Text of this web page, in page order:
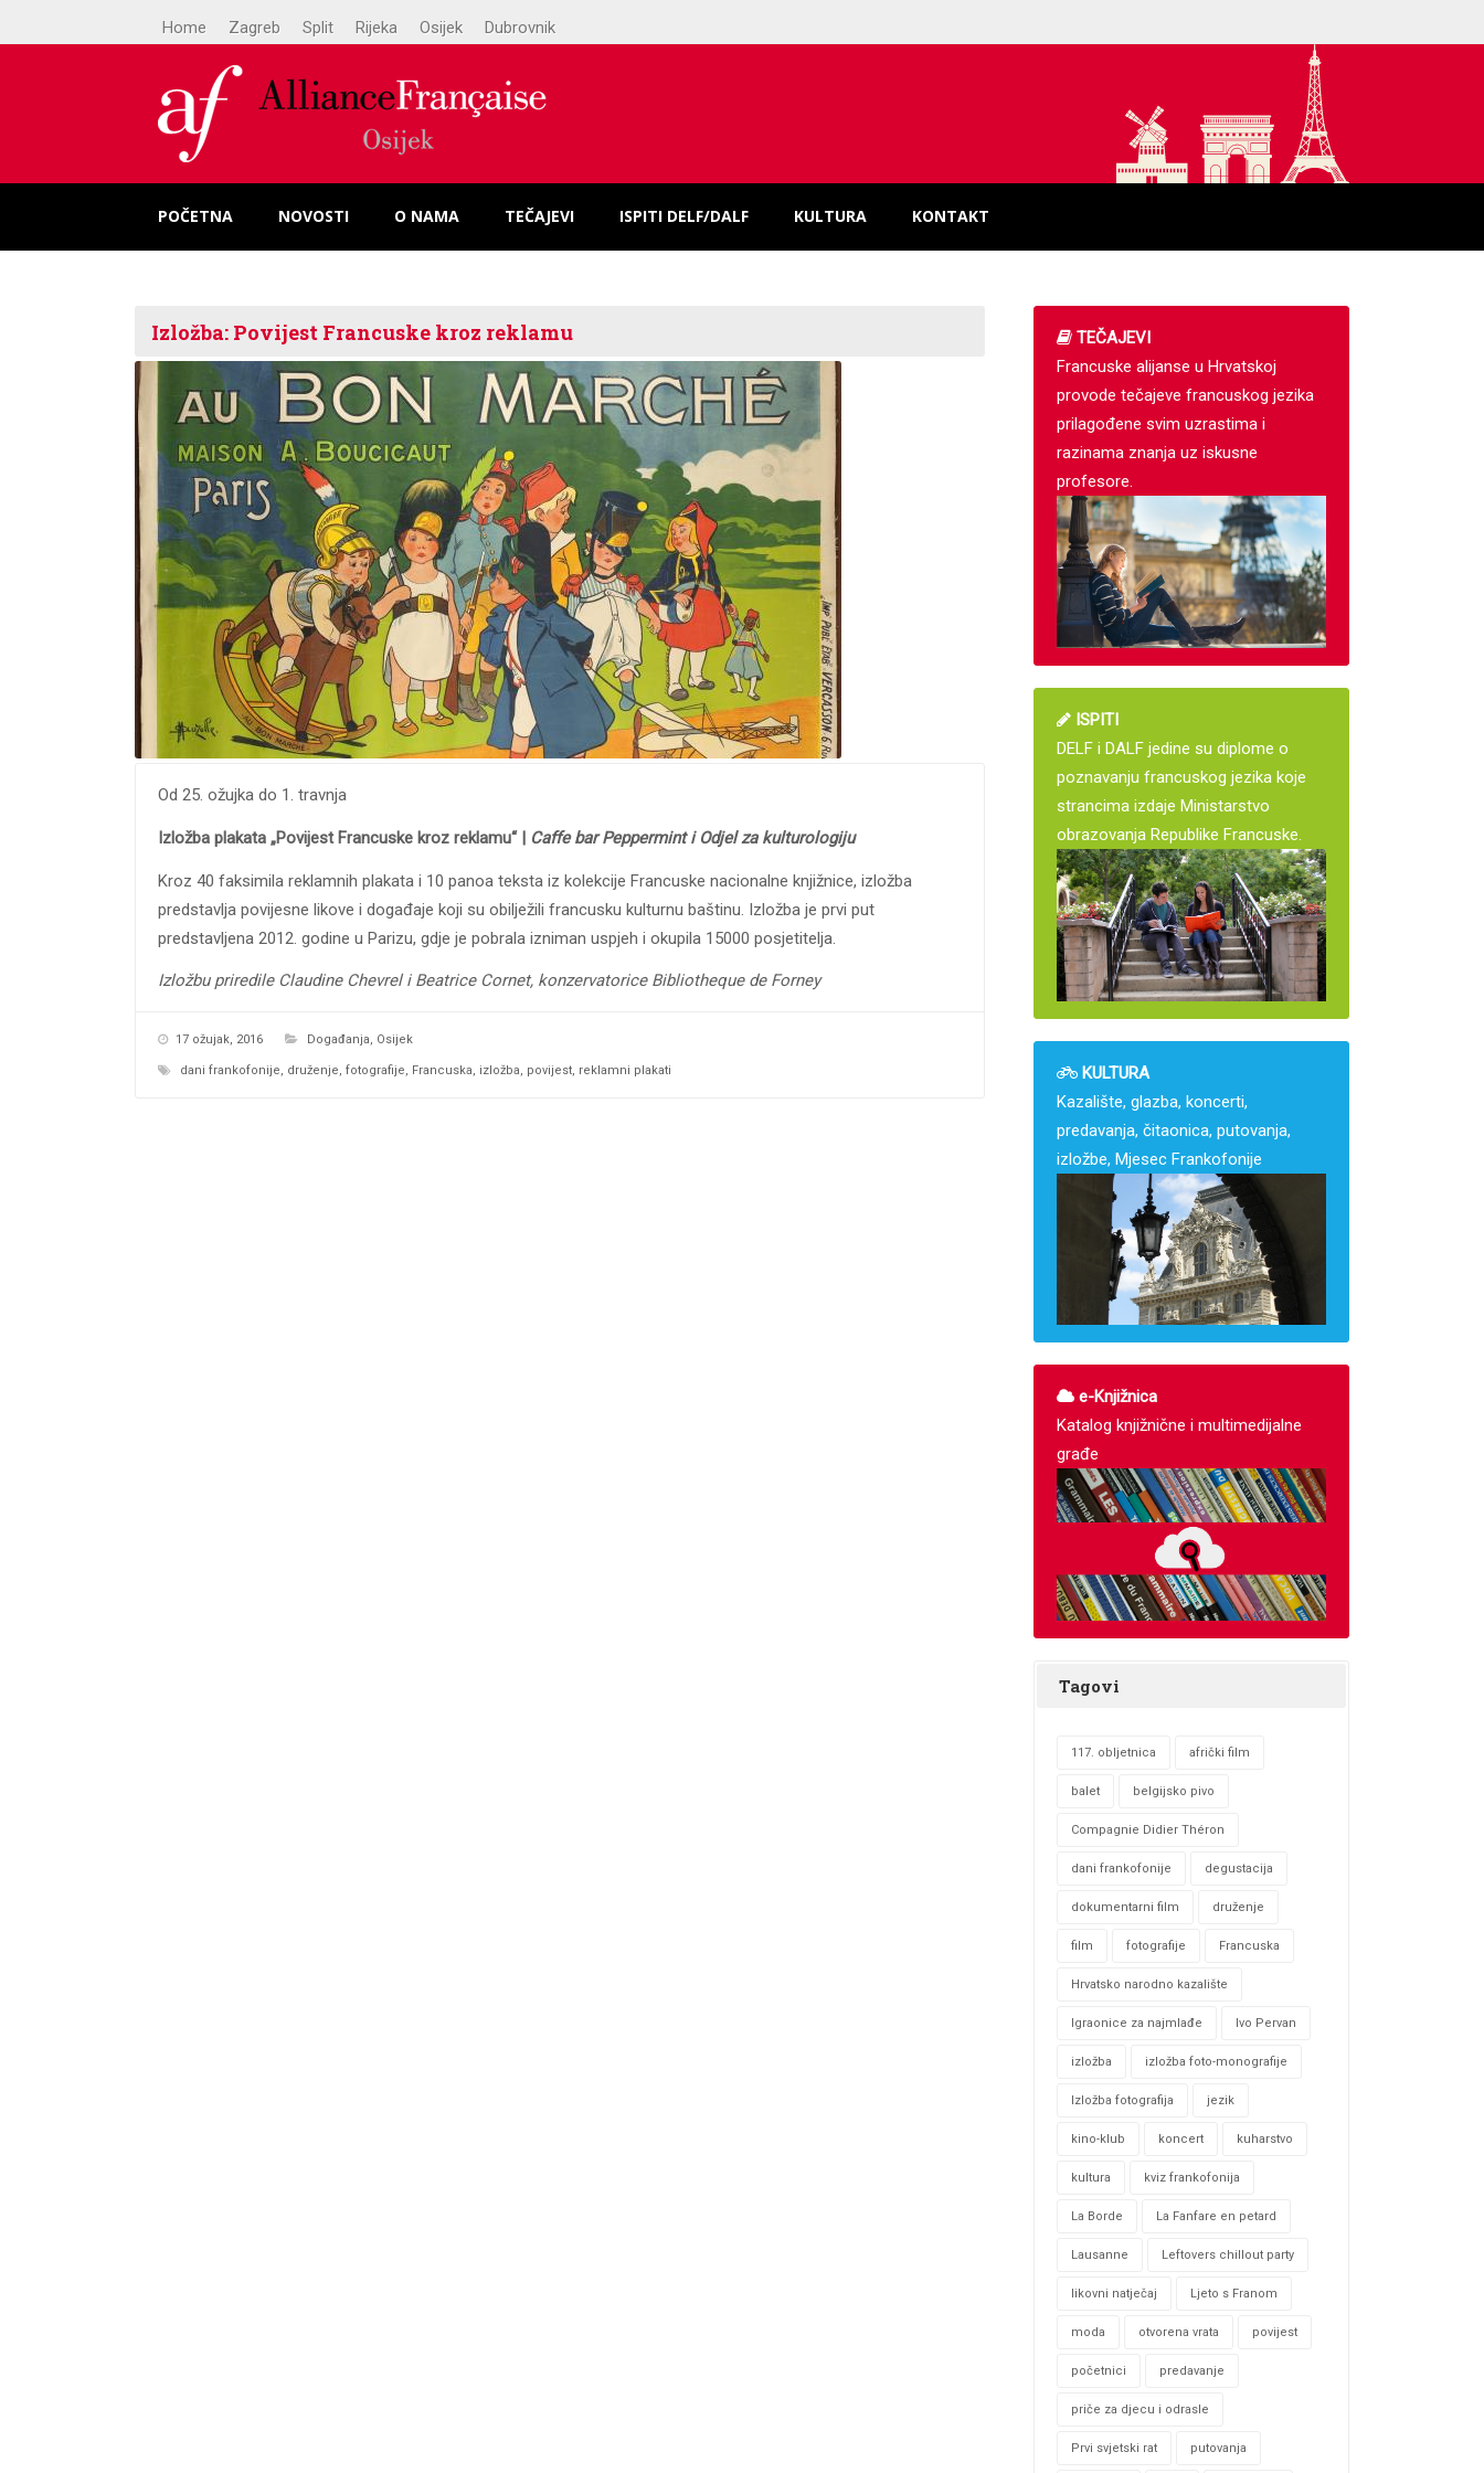
Home Zagreb Split Rijeka Osijek Dubrovnik
POČETNA NOVOSTI O NAMA TEČAJEVI ISPITI DELF/DALF KULTURA KONTAKT
Izložba: Povijest Francuske kroz reklamu
Od 25. ožujka do 1. travnja
Izložba plakata „Povijest Francuske kroz reklamu“ | Caffe bar Peppermint i Odjel za kulturologiju
Kroz 40 faksimila reklamnih plakata i 10 panoa teksta iz kolekcije Francuske nacionalne knjižnice, izložba
predstavlja povijesne likove i događaje koji su obilježili francusku kulturnu baštinu. Izložba je prvi put
predstavljena 2012. godine u Parizu, gdje je pobrala izniman uspjeh i okupila 15000 posjetitelja.
Izložbu priredile Claudine Chevrel i Beatrice Cornet, konzervatorice Bibliotheque de Forney
17 ožujak, 2016 Događanja, Osijek
dani frankofonije, druženje, fotografije, Francuska, izložba, povijest, reklamni plakati
TEČAJEVI
Francuske alijanse u Hrvatskoj
provode tečajeve francuskog jezika
prilagođene svim uzrastima i
razinama znanja uz iskusne
profesore.
ISPITI
DELF i DALF jedine su diplome o
poznavanju francuskog jezika koje
strancima izdaje Ministarstvo
obrazovanja Republike Francuske.
KULTURA
Kazalište, glazba, koncerti,
predavanja, čitaonica, putovanja,
izložbe, Mjesec Frankofonije
e-Knjižnica
Katalog knjižnične i multimedijalne
građe
Tagovi
117. obljetnica afrički film
balet belgijsko pivo
Compagnie Didier Théron
dani frankofonije degustacija
dokumentarni film druženje
film fotografije Francuska
Hrvatsko narodno kazalište
Igraonice za najmlađe Ivo Pervan
izložba izložba foto-monografije
Izložba fotografija jezik
kino-klub koncert kuharstvo
kultura kviz frankofonija
La Borde La Fanfare en petard
Lausanne Leftovers chillout party
likovni natječaj Ljeto s Franom
moda otvorena vrata povijest
početnici predavanje
priče za djecu i odrasle
Prvi svjetski rat putovanja